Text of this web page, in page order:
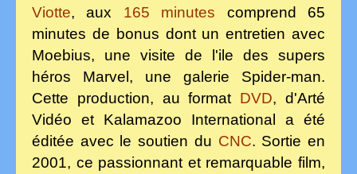
Viotte, aux 165 minutes
comprend 65
minutes de bonus dont un entretien avec
Moebius, une visite de l'ile des supers
héros Marvel, une galerie Spider-man.
Cette production, au format DVD, d'Arté
Vidéo et Kalamazoo International a été
éditée avec le soutien du CNC. Sortie en
2001, ce passionnant et remarquable film,